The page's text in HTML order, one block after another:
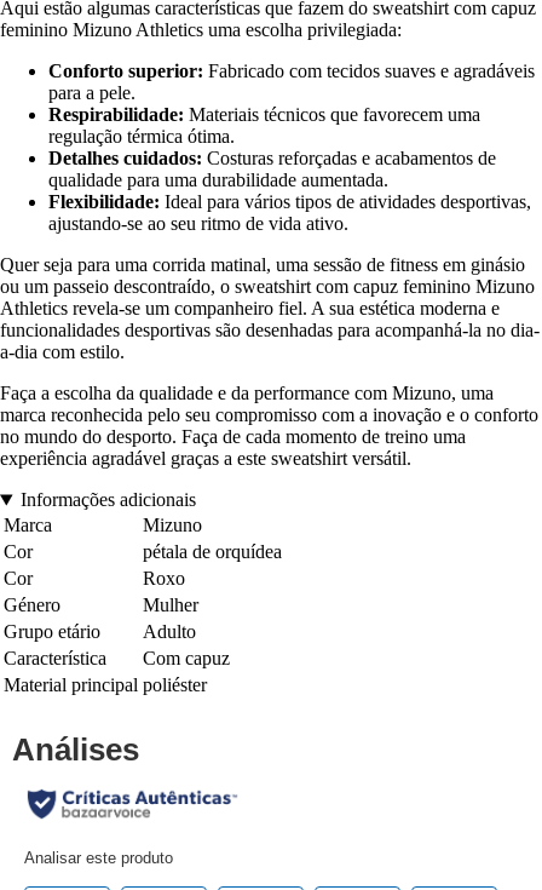
Aqui estão algumas características que fazem do sweatshirt com capuz
feminino Mizuno Athletics uma escolha privilegiada:
Conforto superior: Fabricado com tecidos suaves e agradáveis
para a pele.
Respirabilidade: Materiais técnicos que favorecem uma
regulação térmica ótima.
Detalhes cuidados: Costuras reforçadas e acabamentos de
qualidade para uma durabilidade aumentada.
Flexibilidade: Ideal para vários tipos de atividades desportivas,
ajustando-se ao seu ritmo de vida ativo.
Quer seja para uma corrida matinal, uma sessão de fitness em ginásio
ou um passeio descontraído, o sweatshirt com capuz feminino Mizuno
Athletics revela-se um companheiro fiel. A sua estética moderna e
funcionalidades desportivas são desenhadas para acompanhá-la no dia-
a-dia com estilo.
Faça a escolha da qualidade e da performance com Mizuno, uma
marca reconhecida pelo seu compromisso com a inovação e o conforto
no mundo do desporto. Faça de cada momento de treino uma
experiência agradável graças a este sweatshirt versátil.
Informações adicionais
Marca
Mizuno
Cor
pétala de orquídea
Cor
Roxo
Género
Mulher
Grupo etário
Adulto
Característica
Com capuz
Material principal poliéster